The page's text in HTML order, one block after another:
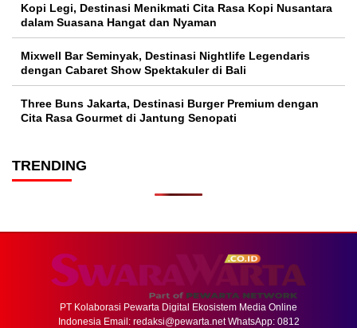
Kopi Legi, Destinasi Menikmati Cita Rasa Kopi Nusantara
dalam Suasana Hangat dan Nyaman
Mixwell Bar Seminyak, Destinasi Nightlife Legendaris
dengan Cabaret Show Spektakuler di Bali
Three Buns Jakarta, Destinasi Burger Premium dengan
Cita Rasa Gourmet di Jantung Senopati
TRENDING
PT Kolaborasi Pewarta Digital Ekosistem Media Online
Indonesia Email: redaksi@pewarta.netWhatsApp: 0812